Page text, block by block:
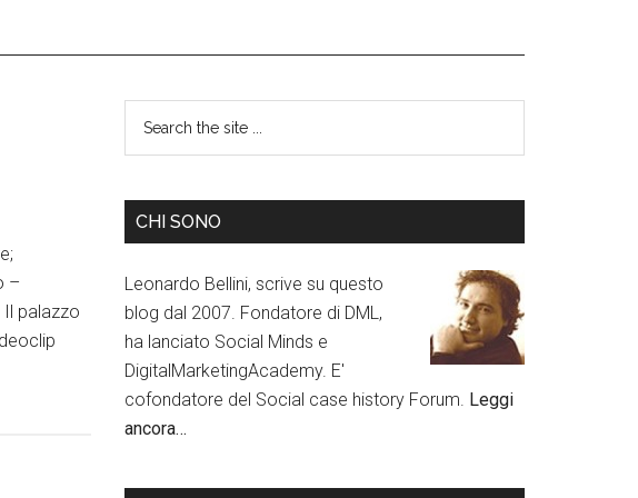
–
palazzo
CHI SONO
Leonardo Bellini, scrive su questo
blog dal 2007. Fondatore di DML,
ha lanciato Social Minds e
DigitalMarketingAcademy. E'
cofondatore del Social case history Forum. Leggi
ancora…